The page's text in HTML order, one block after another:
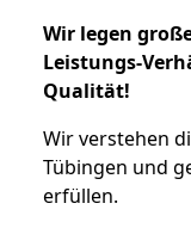
Wir legen
Leistungs-
Qualität!
Wir verstehen
Tübingen und
erfüllen.